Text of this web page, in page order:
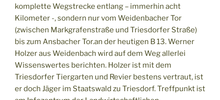
komplette Wegstrecke entlang – immerhin acht
Kilometer -, sondern nur vom Weidenbacher Tor
(zwischen Markgrafenstraße und Triesdorfer Straße)
bis zum Ansbacher Tor.an der heutigen B 13. Werner
Holzer aus Weidenbach wird auf dem Weg allerlei
Wissenswertes berichten. Holzer ist mit dem
Triesdorfer Tiergarten und Revier bestens vertraut, ist
er doch Jäger im Staatswald zu Triesdorf. Treffpunkt ist